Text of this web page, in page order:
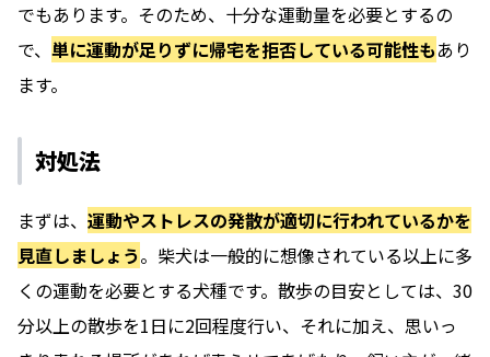
でもあります。そのため、十分な運動量を必要とするの
で、 単に運動が足りずに帰宅を拒否している可能性もあり
ます。
対処法
まずは、 運動やストレスの発散が適切に行われているかを
見直しましょう。柴犬は一般的に想像されている以上に多
くの運動を必要とする犬種です。散歩の目安としては、30
分以上の散歩を1日に2回程度行い、それに加え、思いっ